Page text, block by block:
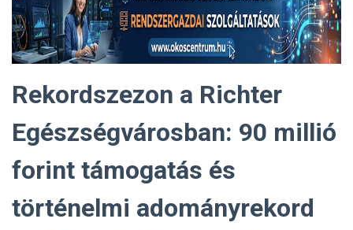
Rekordszezon a Richter
Egészségvárosban: 90 millió
forint támogatás és
történelmi adományrekord